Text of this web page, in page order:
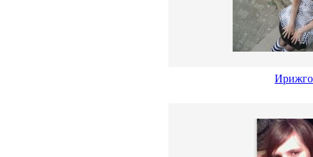
Ирижго